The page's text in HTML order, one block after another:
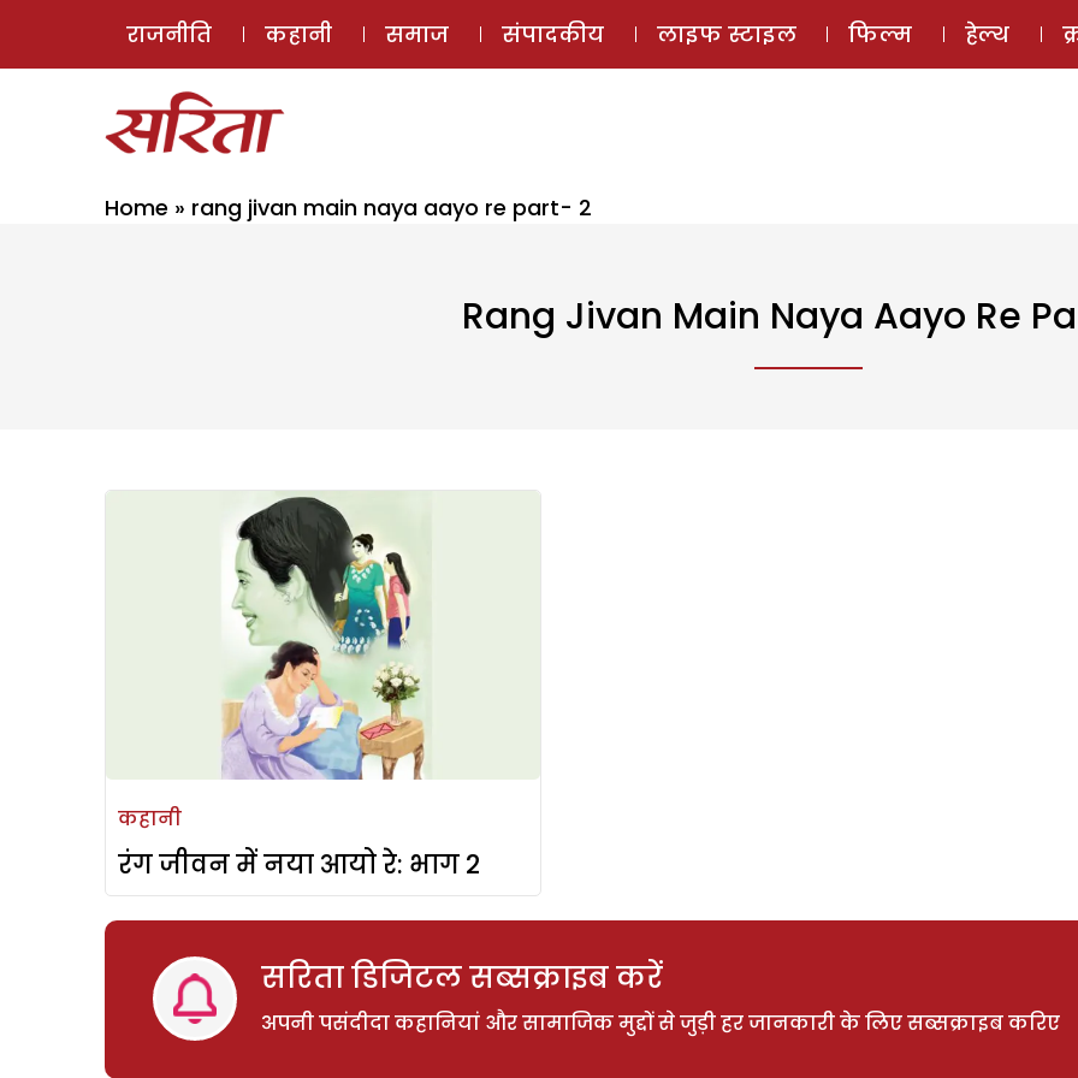
ई-मैगज़ीन
राजनीति कहानी समाज संपादकीय लाइफ स्टाइल फिल्म हेल्थ
Home » rang jivan main naya aayo re part- 2
Rang Jivan Main Naya Aayo Re
कहानी
रंग जीवन में नया आयो रे: भाग 2
सरिता डिजिटल सब्सक्राइब करें
अपनी पसंदीदा कहानियां और सामाजिक मुद्दों से जुड़ी हर जानकारी के लिए सब्सक्राइब करिए